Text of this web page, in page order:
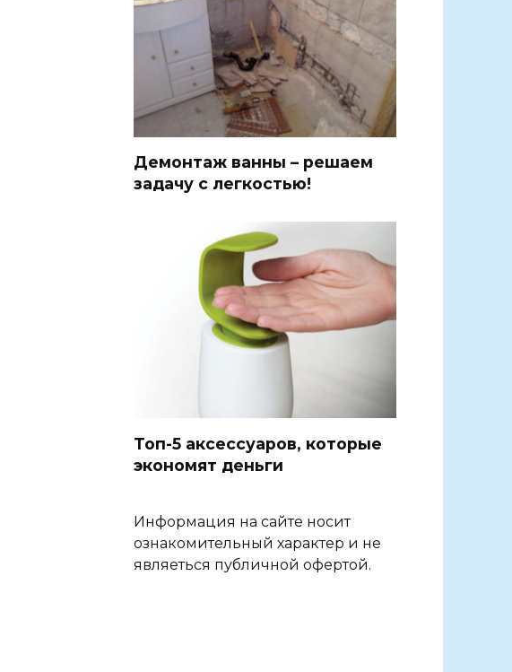
Демонтаж ванны – решаем
задачу с легкостью!
Топ-5 аксессуаров, которые
экономят деньги
Информация на сайте носит
ознакомительный характер и не
являеться публичной офертой.